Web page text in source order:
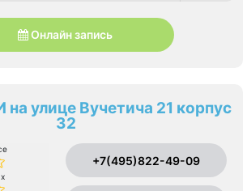
Онлайн запись
улице Вучетича 21 корпус
32
+7(495)822-49-09